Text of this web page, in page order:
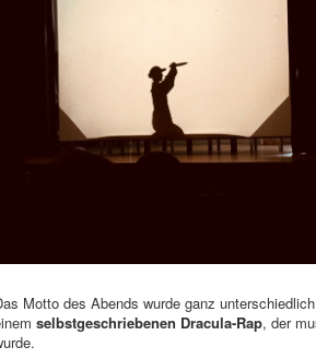
Motto des Abends wurde ganz
selbstgeschriebenen Dracula-Rap, der